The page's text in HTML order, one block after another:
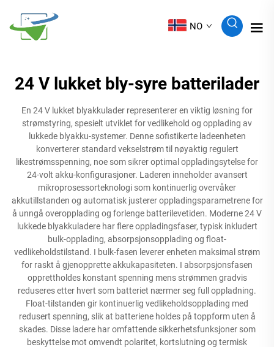
NO
24 V lukket bly-syre batterilader
En 24 V lukket blyakkulader representerer en viktig løsning for
strømstyring, spesielt utviklet for vedlikehold og opplading av
lukkede blyakku-systemer. Denne sofistikerte ladeenheten
konverterer standard vekselstrøm til nøyaktig regulert
likestrømsspenning, noe som sikrer optimal oppladingsytelse for
24-volt akku-konfigurasjoner. Laderen inneholder avansert
mikroprosessorteknologi som kontinuerlig overvåker
akkutillstanden og automatisk justerer oppladingsparametrene for
å unngå overopplading og forlenge batterilevetiden. Moderne 24 V
lukkede blyakkuladere har flere oppladingsfaser, typisk inkludert
bulk-opplading, absorpsjonsopplading og float-
vedlikeholdstilstand. I bulk-fasen leverer enheten maksimal strøm
for raskt å gjenopprette akkukapasiteten. I absorpsjonsfasen
opprettholdes konstant spenning mens strømmen gradvis
reduseres etter hvert som batteriet nærmer seg full oppladning.
Float-tilstanden gir kontinuerlig vedlikeholdsopplading med
redusert spenning, slik at batteriene holdes på toppform uten å
skades. Disse ladere har omfattende sikkerhetsfunksjoner som
beskyttelse mot omvendt polaritet, kortslutning og termisk